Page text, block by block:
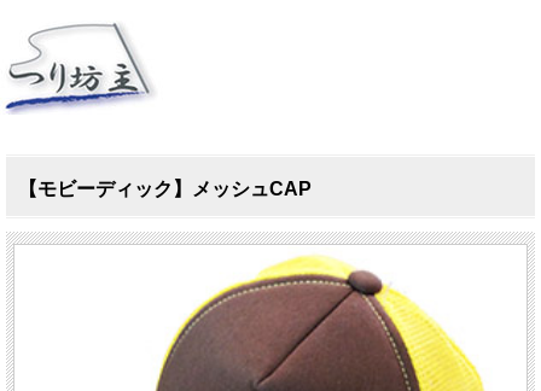
【モビーディック】メッシュCAP